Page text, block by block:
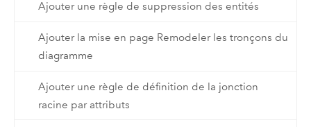
Ajouter une règle de suppression des entités
Ajouter la mise en page Remodeler les tronçons du
diagramme
Ajouter une règle de définition de la jonction
racine par attributs